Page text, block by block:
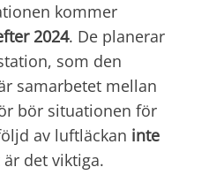
kommer
2024. De planerar
som den
samarbetet mellan
bör situationen för
av luftläckan inte
är det viktiga.